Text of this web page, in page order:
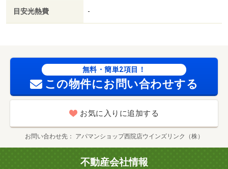
５７３ｍ／ローソン 大萱１丁目店（コンビニ）まで５７
８ｍ／瀬田北中学校（中学校）まで７８２ｍ/賃貸戸数:26
目安光熱費 -
無料・簡単2項目！
この物件にお問い合わせする
お気に入りに追加する
お問い合わせ先 アパマンショップ西院店ウインズリンク（株）
不動産会社情報